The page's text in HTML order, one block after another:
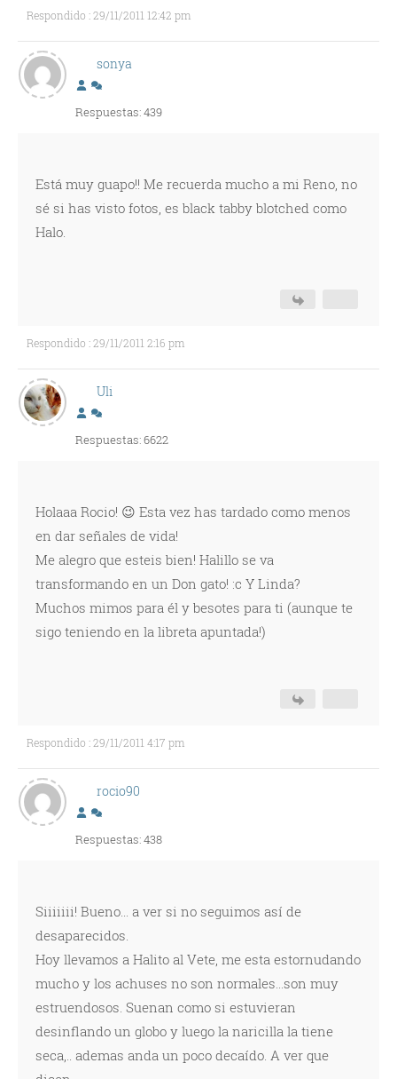
Respondido : 29/11/2011 12:42 pm
sonya
Respuestas: 439
Está muy guapo!! Me recuerda mucho a mi Reno, no
sé si has visto fotos, es black tabby blotched como
Halo.
Respondido : 29/11/2011 2:16 pm
Uli
Respuestas: 6622
Holaaa Rocio! 😉 Esta vez has tardado como menos
en dar señales de vida!
Me alegro que esteis bien! Halillo se va
transformando en un Don gato! :c Y Linda?
Muchos mimos para él y besotes para ti (aunque te
sigo teniendo en la libreta apuntada!)
Respondido : 29/11/2011 4:17 pm
rocio90
Respuestas: 438
Siiiiiii! Bueno... a ver si no seguimos así de
desaparecidos.
Hoy llevamos a Halito al Vete, me esta estornudando
mucho y los achuses no son normales...son muy
estruendosos. Suenan como si estuvieran
desinflando un globo y luego la naricilla la tiene
seca,.. ademas anda un poco decaído. A ver que